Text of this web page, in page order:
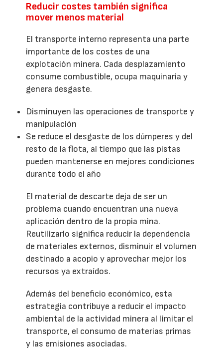
Reducir costes también significa
mover menos material
El transporte interno representa una parte
importante de los costes de una
explotación minera. Cada desplazamiento
consume combustible, ocupa maquinaria y
genera desgaste.
Disminuyen las operaciones de transporte y
manipulación
Se reduce el desgaste de los dúmperes y del
resto de la flota, al tiempo que las pistas
pueden mantenerse en mejores condiciones
durante todo el año
El material de descarte deja de ser un
problema cuando encuentran una nueva
aplicación dentro de la propia mina.
Reutilizarlo significa reducir la dependencia
de materiales externos, disminuir el volumen
destinado a acopio y aprovechar mejor los
recursos ya extraídos.
Además del beneficio económico, esta
estrategia contribuye a reducir el impacto
ambiental de la actividad minera al limitar el
transporte, el consumo de materias primas
y las emisiones asociadas.